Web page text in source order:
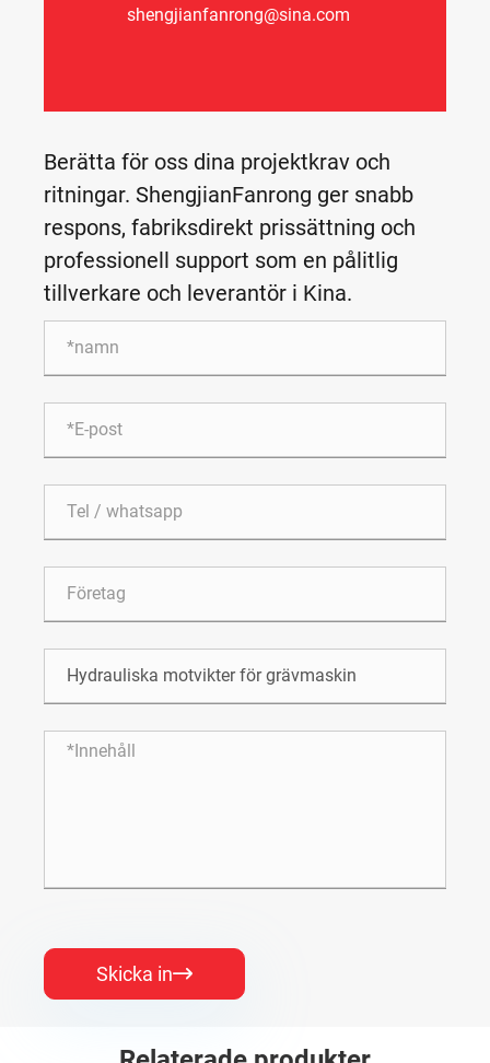
shengjianfanrong@sina.com
Berätta för oss dina projektkrav och
ritningar. ShengjianFanrong ger snabb
respons, fabriksdirekt prissättning och
professionell support som en pålitlig
tillverkare och leverantör i Kina.
Skicka in